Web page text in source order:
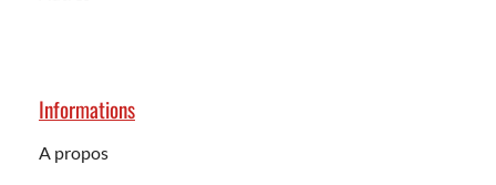
Informations
A propos